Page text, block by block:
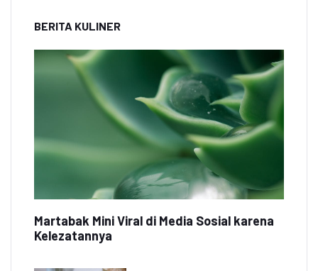
BERITA KULINER
Martabak Mini Viral di Media Sosial karena
Kelezatannya